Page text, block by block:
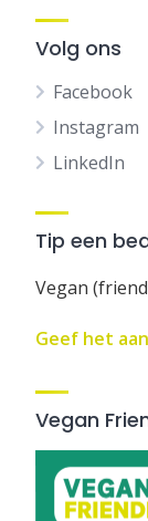
Volg ons
Facebook
Instagram
LinkedIn
Tip een
Vegan
Geef het
Vegan